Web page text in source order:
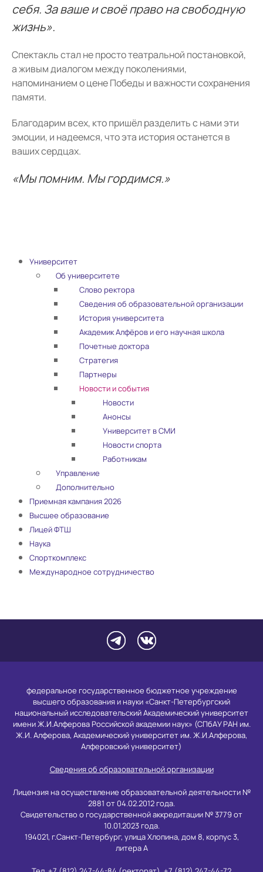
себя. За ваше и своё право на свободную
жизнь».
Спектакль стал не просто театральной постановкой,
а живым диалогом между поколениями,
напоминанием о цене Победы и важности сохранения
памяти.
Благодарим всех, кто пришёл разделить с нами эти
эмоции, и надеемся, что эта история останется в
ваших сердцах.
«Мы помним. Мы гордимся.»
Университет
Об университете
Слово ректора
Сведения об образовательной организации
История университета
Академик Алфёров и его научная школа
Почетные доктора
Стратегия
Партнеры
Новости и события
Новости
Анонсы
Университет в СМИ
Новости спорта
Работникам
Управление
Дополнительно
Приемная кампания 2026
Высшее образование
Лицей ФТШ
Наука
Спорткомплекс
Международное сотрудничество
федеральное государственное бюджетное учреждение
высшего образования и науки «Санкт-Петербургский
национальный исследовательский Академический университет
имени Ж.И.Алферова Российской академии наук» (СПбАУ РАН им.
Ж.И. Алферова, Академический университет им. Ж.И.Алферова,
Алферовский университет)
Сведения об образовательной организации
Лицензия на осуществление образовательной деятельности №
2881 от 04.02.2012 года.
Свидетельство о государственной аккредитации № 3779 от
10.01.2023 года.
194021, г.Санкт-Петербург, улица Хлопина, дом 8, корпус 3,
литера А